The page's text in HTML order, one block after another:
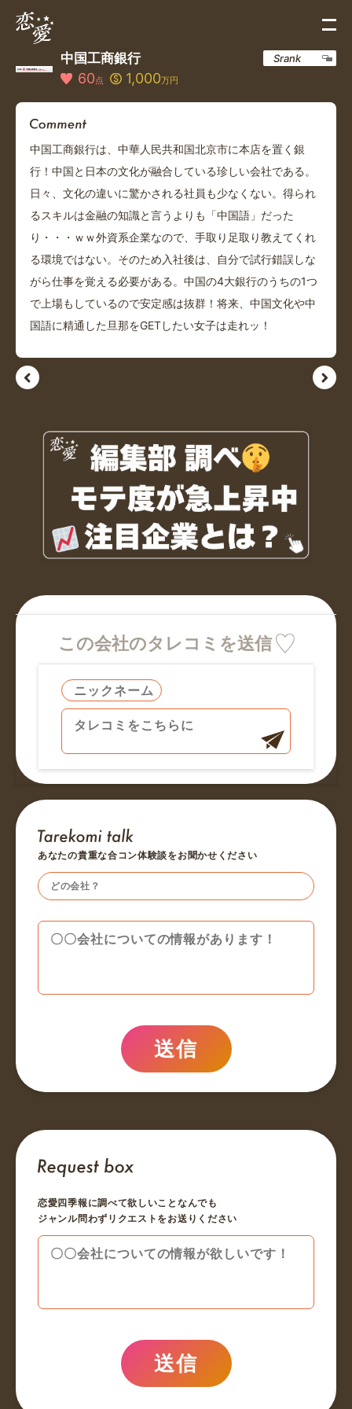
中国工商銀行
60点 1,000万円
Srank
中国工商銀行は、中華人民共和国北京市に本店を置く銀
行！中国と日本の文化が融合している珍しい会社である。
日々、文化の違いに驚かされる社員も少なくない。得られ
るスキルは金融の知識と言うよりも「中国語」だった
り・・・ｗｗ外資系企業なので、手取り足取り教えてくれ
る環境ではない。そのため入社後は、自分で試行錯誤しな
がら仕事を覚える必要がある。中国の4大銀行のうちの1つ
で上場もしているので安定感は抜群！将来、中国文化や中
国語に精通した旦那をGETしたい女子は走れッ！
この会社のタレコミを送信
あなたの貴重な合コン体験談をお聞かせください
送信
恋愛四季報に調べて欲しいことなんでも
ジャンル問わずリクエストをお送りください
送信